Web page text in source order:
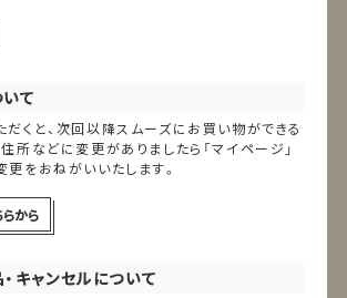
て
くと、次回以降スムーズにお買い物ができる
所などに変更がありましたら「マイページ」
をおねがいいたします。
から
キャンセルについて